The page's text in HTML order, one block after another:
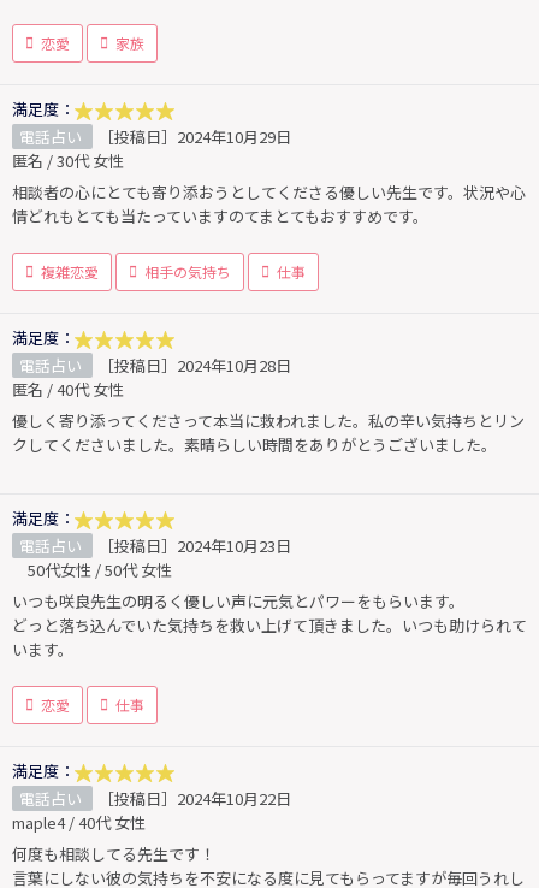
恋愛 家族
満足度：
電話占い
［投稿日］2024年10月29日
匿名 / 30代 女性
相談者の心にとても寄り添おうとしてくださる優しい先生です。状況や心
情どれもとても当たっていますのてまとてもおすすめです。
複雑恋愛 相手の気持ち 仕事
満足度：
電話占い
［投稿日］2024年10月28日
匿名 / 40代 女性
優しく寄り添ってくださって本当に救われました。私の辛い気持ちとリン
クしてくださいました。素晴らしい時間をありがとうございました。
満足度：
電話占い
［投稿日］2024年10月23日
50代女性 / 50代 女性
いつも咲良先生の明るく優しい声に元気とパワーをもらいます。
どっと落ち込んでいた気持ちを救い上げて頂きました。いつも助けられて
います。
恋愛 仕事
満足度：
電話占い
［投稿日］2024年10月22日
maple4 / 40代 女性
何度も相談してる先生です！
言葉にしない彼の気持ちを不安になる度に見てもらってますが毎回うれし